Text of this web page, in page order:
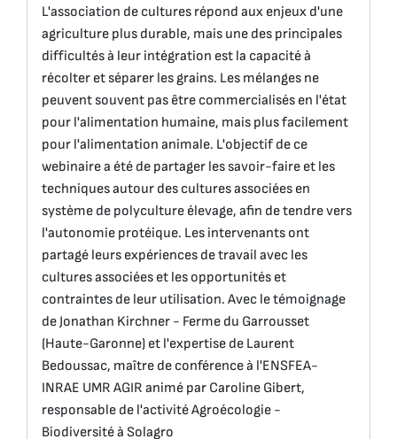
L'association de cultures répond aux enjeux d'une
agriculture plus durable, mais une des principales
difficultés à leur intégration est la capacité à
récolter et séparer les grains. Les mélanges ne
peuvent souvent pas être commercialisés en l'état
pour l'alimentation humaine, mais plus facilement
pour l'alimentation animale. L'objectif de ce
webinaire a été de partager les savoir-faire et les
techniques autour des cultures associées en
système de polyculture élevage, afin de tendre vers
l'autonomie protéique. Les intervenants ont
partagé leurs expériences de travail avec les
cultures associées et les opportunités et
contraintes de leur utilisation. Avec le témoignage
de Jonathan Kirchner - Ferme du Garrousset
(Haute-Garonne) et l'expertise de Laurent
Bedoussac, maître de conférence à l'ENSFEA-
INRAE UMR AGIR animé par Caroline Gibert,
responsable de l'activité Agroécologie -
Biodiversité à Solagro